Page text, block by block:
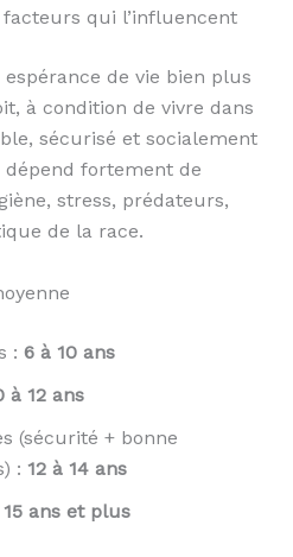
facteurs qui l’influencent
de vie bien plus
à condition de vivre dans
sécurisé et socialement
dépend fortement de
stress, prédateurs,
de la race.
: 6 à 10 ans
à 12 ans
(sécurité + bonne
: 12 à 14 ans
15 ans et plus